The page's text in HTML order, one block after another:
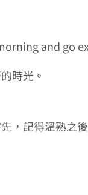
and go
時光。
，記得溫熟之